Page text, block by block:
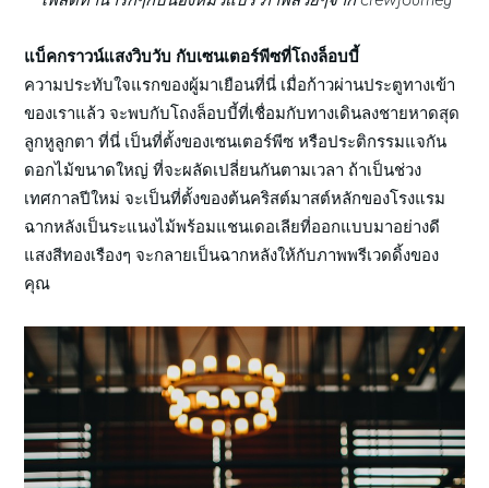
แบ็คกราวน์แสงวิบวับ กับเซนเตอร์พีซที่โถงล็อบบี้
ความประทับใจแรกของผู้มาเยือนที่นี่ เมื่อก้าวผ่านประตูทางเข้า
ของเราแล้ว จะพบกับโถงล็อบบี้ที่เชื่อมกับทางเดินลงชายหาดสุด
ลูกหูลูกตา ที่นี่ เป็นที่ตั้งของเซนเตอร์พีซ หรือประติกรรมแจกัน
ดอกไม้ขนาดใหญ่ ที่จะผลัดเปลี่ยนกันตามเวลา ถ้าเป็นช่วง
เทศกาลปีใหม่ จะเป็นที่ตั้งของต้นคริสต์มาสต์หลักของโรงแรม
ฉากหลังเป็นระแนงไม้พร้อมแชนเดอเลียที่ออกแบบมาอย่างดี
แสงสีทองเรืองๆ จะกลายเป็นฉากหลังให้กับภาพพรีเวดดิ้งของ
คุณ